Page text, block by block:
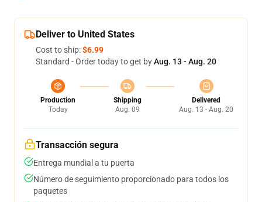
Deliver to United States
Cost to ship:$6.99
Standard - Order today to get byAug. 13 - Aug. 20
Production
Today
Shipping
Aug. 09
Delivered
Aug. 13 - Aug. 20
Transacción segura
Entrega mundial a tu puerta
Número de seguimiento proporcionado para todos los
paquetes